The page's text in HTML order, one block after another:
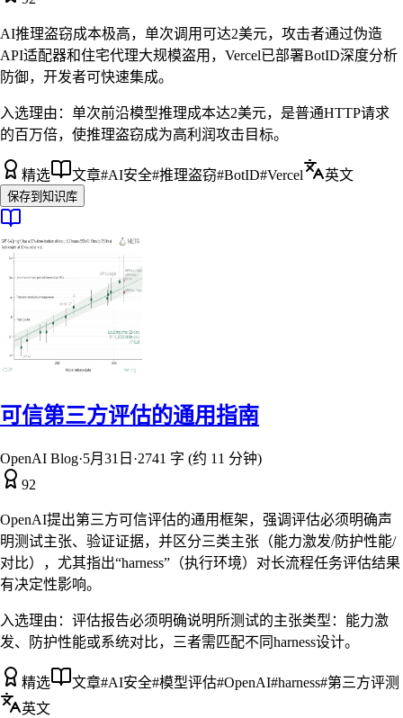
AI推理盗窃成本极高，单次调用可达2美元，攻击者通过伪造
API适配器和住宅代理大规模盗用，Vercel已部署BotID深度分析
防御，开发者可快速集成。
入选理由： 单次前沿模型推理成本达2美元，是普通HTTP请求
的百万倍，使推理盗窃成为高利润攻击目标。
精选 文章#AI安全#推理盗窃#BotID#Vercel 英文
保存到知识库
可信第三方评估的通用指南
OpenAI Blog·5月31日 ·2741 字 (约 11 分钟)
92
OpenAI提出第三方可信评估的通用框架，强调评估必须明确声
明测试主张、验证证据，并区分三类主张（能力激发/防护性能/
对比），尤其指出“harness”（执行环境）对长流程任务评估结果
有决定性影响。
入选理由： 评估报告必须明确说明所测试的主张类型：能力激
发、防护性能或系统对比，三者需匹配不同harness设计。
精选 文章#AI安全#模型评估#OpenAI#harness#第三方评测
英文